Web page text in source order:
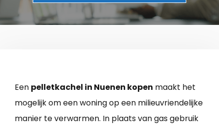
Een pelletkachel in Nuenen kopen maakt het
mogelijk om een woning op een milieuvriendelijke
manier te verwarmen. In plaats van gas gebruik